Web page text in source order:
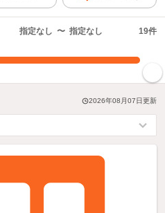
指定なし 〜 指定なし 19件
2026年08月07日更新